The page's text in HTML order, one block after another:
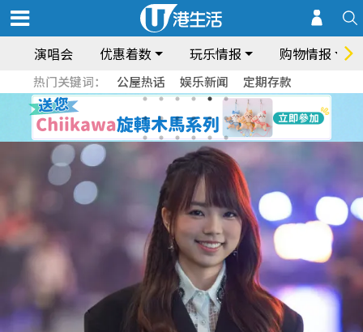
演唱会 优惠着数 玩乐情报 购物情报
热门关键词： 公屋热话 娱乐新闻 定期存款